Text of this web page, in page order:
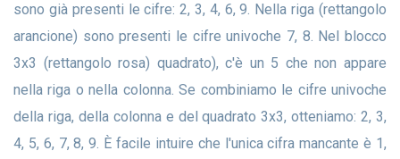
sono già presenti le cifre: 2, 3, 4, 6, 9. Nella riga (rettangolo
arancione) sono presenti le cifre univoche 7, 8. Nel blocco
3x3 (rettangolo rosa) quadrato), c'è un 5 che non appare
nella riga o nella colonna. Se combiniamo le cifre univoche
della riga, della colonna e del quadrato 3x3, otteniamo: 2, 3,
4, 5, 6, 7, 8, 9. È facile intuire che l'unica cifra mancante è 1,